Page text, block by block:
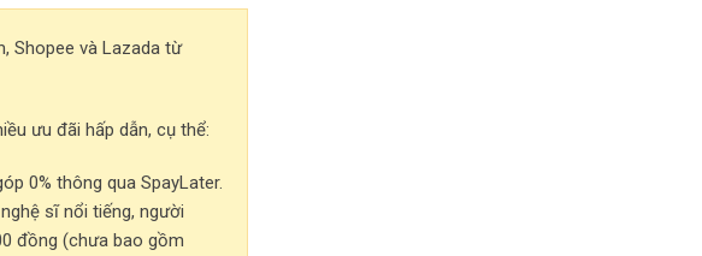
Shopee và Lazada từ
ưu đãi hấp dẫn, cụ thể:
0% thông qua SpayLater.
sĩ nổi tiếng, người
đồng (chưa bao gồm